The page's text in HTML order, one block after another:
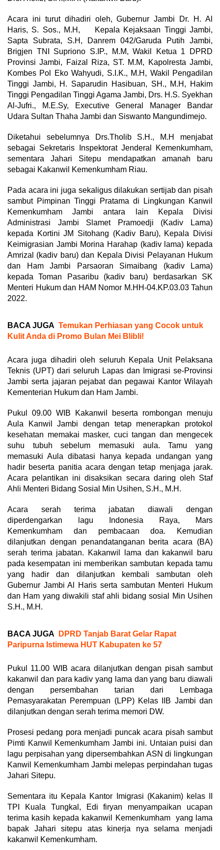
Acara ini turut dihadiri oleh, Gubernur Jambi Dr. H. Al
Haris, S. Sos., M.H, Kepala Kejaksaan Tinggi Jambi,
Sapta Subrata, S.H, Danrem 042/Garuda Putih Jambi,
Brigjen TNI Supriono S.IP., M.M, Wakil Ketua 1 DPRD
Provinsi Jambi, Faizal Riza, ST. M.M, Kapolresta Jambi,
Kombes Pol Eko Wahyudi, S.I.K., M.H, Wakil Pengadilan
Tinggi Jambi, H. Saparudin Hasibuan, SH., M.H, Hakim
Tinggi Pengadilan Tinggi Agama Jambi, Drs. H.S. Syekhan
Al-Jufri., M.E.Sy, Executive General Manager Bandar
Udara Sultan Thaha Jambi dan Siswanto Mangundimejo.
Diketahui sebelumnya Drs.Tholib S.H., M.H menjabat
sebagai Sekretaris Inspektorat Jenderal Kemenkumham,
sementara Jahari Sitepu mendapatkan amanah baru
sebagai Kakanwil Kemenkumham Riau.
Pada acara ini juga sekaligus dilakukan sertijab dan pisah
sambut Pimpinan Tinggi Pratama di Lingkungan Kanwil
Kemenkumham Jambi antara lain Kepala Divisi
Administrasi Jambi Slamet Pramoedji (Kadiv Lama)
kepada Kortini JM Sitohang (Kadiv Baru), Kepala Divisi
Keimigrasian Jambi Morina Harahap (kadiv lama) kepada
Amrizal (kadiv baru) dan Kepala Divisi Pelayanan Hukum
dan Ham Jambi Parsaoran Simaibang (kadiv Lama)
kepada Toman Pasaribu (kadiv baru) berdasarkan SK
Menteri Hukum dan HAM Nomor M.HH-04.KP.03.03 Tahun
2022.
BACA JUGA Temukan Perhiasan yang Cocok untuk
Kulit Anda di Promo Bulan Mei Blibli!
Acara juga dihadiri oleh seluruh Kepala Unit Pelaksana
Teknis (UPT) dari seluruh Lapas dan Imigrasi se-Provinsi
Jambi serta jajaran pejabat dan pegawai Kantor Wilayah
Kementerian Hukum dan Ham Jambi.
Pukul 09.00 WIB Kakanwil beserta rombongan menuju
Aula Kanwil Jambi dengan tetap menerapkan protokol
kesehatan memakai masker, cuci tangan dan mengecek
suhu tubuh sebelum memasuki aula. Tamu yang
memasuki Aula dibatasi hanya kepada undangan yang
hadir beserta panitia acara dengan tetap menjaga jarak.
Acara pelantikan ini disaksikan secara daring oleh Staf
Ahli Menteri Bidang Sosial Min Usihen, S.H., M.H.
Acara serah terima jabatan diawali dengan
diperdengarkan lagu Indonesia Raya, Mars
Kemenkumham dan pembacaan doa. Kemudian
dilanjutkan dengan penandatanganan berita acara (BA)
serah terima jabatan. Kakanwil lama dan kakanwil baru
pada kesempatan ini memberikan sambutan kepada tamu
yang hadir dan dilanjutkan kembali sambutan oleh
Gubernur Jambi Al Haris serta sambutan Menteri Hukum
dan Ham yang diwakili staf ahli bidang sosial Min Usihen
S.H., M.H.
BACA JUGA
DPRD Tanjab Barat Gelar Rapat
Paripurna Istimewa HUT Kabupaten ke 57
Pukul 11.00 WIB acara dilanjutkan dengan pisah sambut
kakanwil dan para kadiv yang lama dan yang baru diawali
dengan persembahan tarian dari Lembaga
Pemasyarakatan Perempuan (LPP) Kelas IIB Jambi dan
dilanjutkan dengan serah terima memori DW.
Prosesi pedang pora menjadi puncak acara pisah sambut
Pimti Kanwil Kemenkumham Jambi ini. Untaian puisi dan
lagu perpisahan yang dipersembahkan ASN di lingkungan
Kanwil Kemenkumham Jambi melepas perpindahan tugas
Jahari Sitepu.
Sementara itu Kepala Kantor Imigrasi (Kakanim) kelas II
TPI Kuala Tungkal, Edi firyan menyampaikan ucapan
terima kasih kepada kakanwil Kemenkumham yang lama
bapak Jahari sitepu atas kinerja nya selama menjadi
kakanwil Kemenkumham.